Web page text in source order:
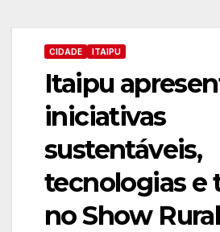
CIDADE ITAIPU
Itaipu
iniciativas
sustentáveis,
tecnologias e
no Show Rural